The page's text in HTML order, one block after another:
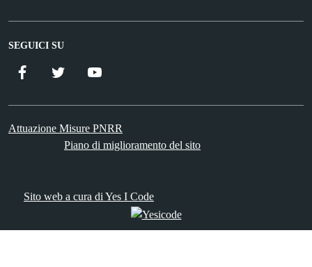
SEGUICI SU
Facebook Twitter
Attuazione Misure PNRR
Piano di miglioramento del sito
Sito web a cura di Yes I Code